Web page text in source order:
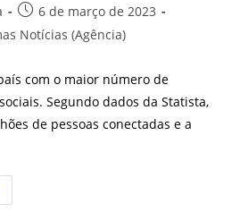
Post
publicado:
6 de março de 2023
Notícias (Agência)
com o maior número de
Segundo dados da Statista,
de pessoas conectadas e a